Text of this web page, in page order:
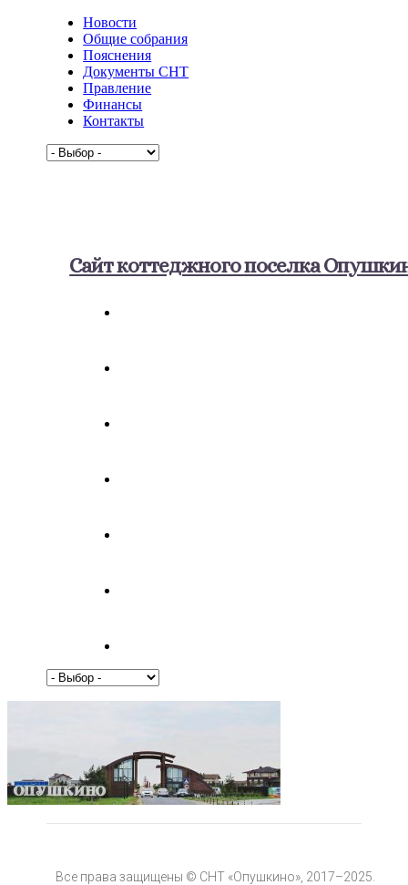
Новости
Общие собрания
Пояснения
Документы СНТ
Правление
Финансы
Контакты
Сайт коттеджного поселка
Все права защищены © СНТ «Опушкино», 2017–2025.